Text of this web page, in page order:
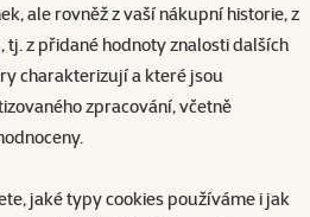
ale rovněž z vaší nákupní historie, z
z přidané hodnoty znalosti dalších
charakterizují a které jsou
zpracování, včetně
jaké typy cookies používáme i jak